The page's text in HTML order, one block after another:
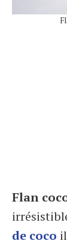
Flan
de coco